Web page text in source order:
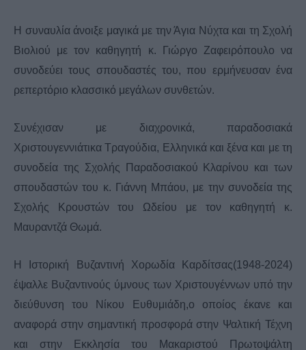
Η συναυλία άνοιξε μαγικά με την Άγια Νύχτα και τη Σχολή
Βιολιού με τον καθηγητή κ. Γιώργο Ζαφειρόπουλο να
συνοδεύει τους σπουδαστές του, που ερμήνευσαν ένα
ρεπερτόριο κλασσικό μεγάλων συνθετών.
Συνέχισαν με διαχρονικά, παραδοσιακά
Χριστουγεννιάτικα Τραγούδια, Ελληνικά και ξένα και με τη
συνοδεία της Σχολής Παραδοσιακού Κλαρίνου και των
σπουδαστών του κ. Γιάννη Μπάου, με την συνοδεία της
Σχολής Κρουστών του Ωδείου με τον καθηγητή κ.
Μαυραντζά Θωμά.
Η Ιστορική Βυζαντινή Χορωδία Καρδίτσας(1948-2024)
έψαλλε Βυζαντινούς ύμνους των Χριστουγέννων υπό την
διεύθυνση του Νίκου Ευθυμιάδη,ο οποίος έκανε και
αναφορά στην σημαντική προσφορά στην Ψαλτική Τέχνη
και στην Εκκλησία του Μακαριστού Πρωτοψάλτη